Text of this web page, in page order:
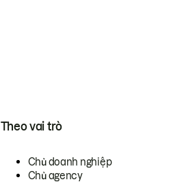
Theo vai trò
Chủ doanh nghiệp
Chủ agency